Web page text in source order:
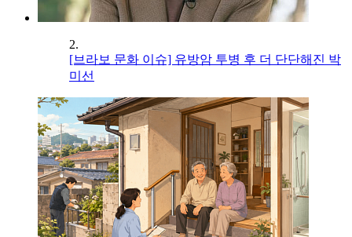
2.
[브라보 문화 이슈] 유방암 투병 후 더 단단해진 박
미선